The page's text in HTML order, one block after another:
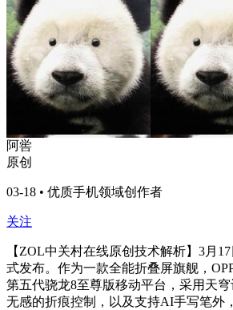
阿喾
原创
03-18 • 优质手机领域创作者
关注
【ZOL中关村在线原创技术解析】3月17
式发布。作为一款全能折叠屏旗舰，
第五代骁龙8至尊版移动平台，采用天
无感的折痕控制，以及支持AI手写笔外